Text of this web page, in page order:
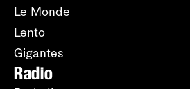
Le Monde
Lento
Gigantes
Radio